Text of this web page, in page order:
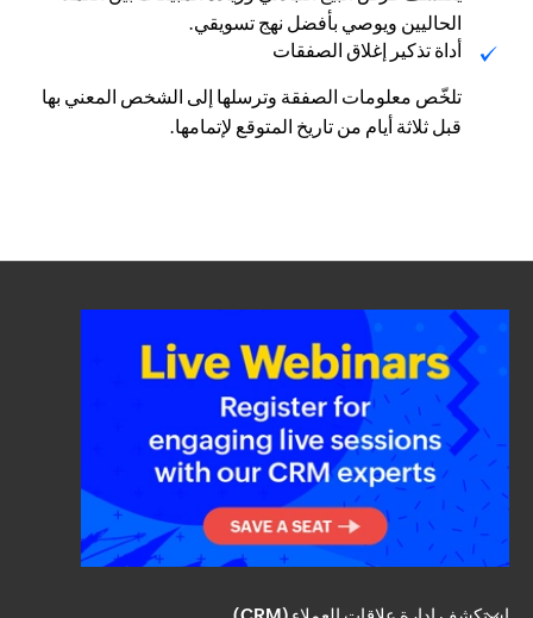
الحاليين ويوصي بأفضل نهج تسويقي.
أداة تذكير إغلاق الصفقات
تلخّص معلومات الصفقة وترسلها إلى الشخص المعني بها
قبل ثلاثة أيام من تاريخ المتوقع لإتمامها.